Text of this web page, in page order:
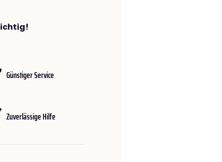
Günstiger Service
Zuverlässige Hilfe